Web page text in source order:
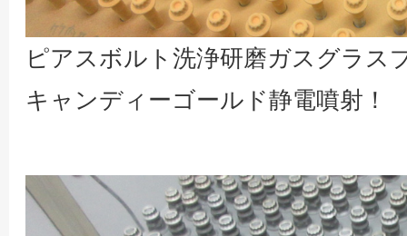
ピアスボルト洗浄研磨ガスグラス
キャンディーゴールド静電噴射！